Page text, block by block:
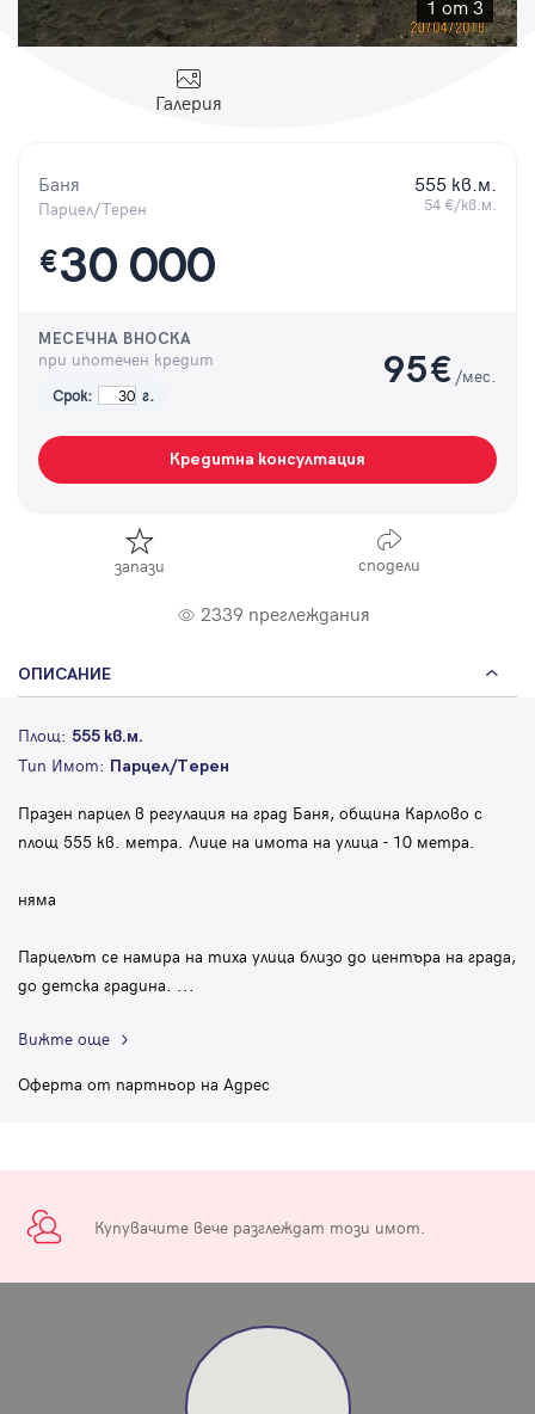
1 от 3
Галерия
Баня
Парцел/Терен
555 кв.м.
54 €/кв.м.
€30 000
МЕСЕЧНА ВНОСКА
при ипотечен кредит
Срок: г.
95€ /мес.
Кредитна консултация
запази сподели
2339 преглеждания
ОПИСАНИЕ
Площ: 555 кв.м.
Тип Имот: Парцел/Терен
Празен парцел в регулация на град Баня, община Карлово с
площ 555 кв. метра. Лице на имота на улица - 10 метра.
няма
Парцелът се намира на тиха улица близо до центъра на града,
до детска градина. ...
Вижте още
Оферта от партньор на Адрес
Купувачите вече разглеждат този имот.
Парола